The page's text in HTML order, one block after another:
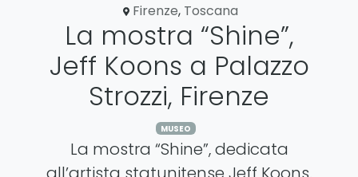
Firenze, Toscana
La mostra “Shine”,
Jeff Koons a Palazzo
Strozzi, Firenze
MUSEO
La mostra “Shine”, dedicata